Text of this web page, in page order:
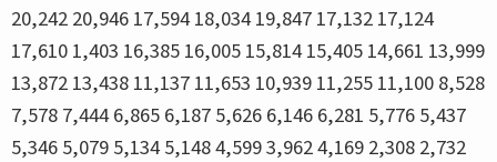
20,242 20,946 17,594 18,034 19,847 17,132 17,124
17,610 1,403 16,385 16,005 15,814 15,405 14,661 13,999
13,872 13,438 11,137 11,653 10,939 11,255 11,100 8,528
7,578 7,444 6,865 6,187 5,626 6,146 6,281 5,776 5,437
5,346 5,079 5,134 5,148 4,599 3,962 4,169 2,308 2,732